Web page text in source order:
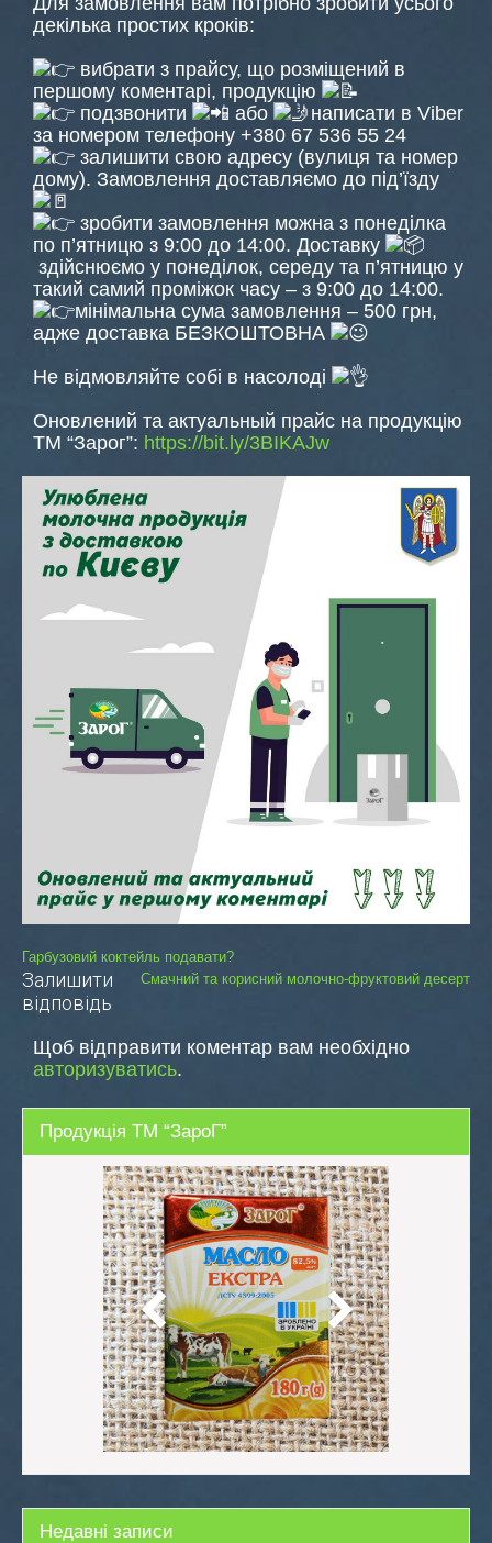
декілька простих кроків:
вибрати з прайсу, що розміщений в
першому коментарі, продукцію
подзвонити
або
написати в Viber
за номером телефону +380 67 536 55 24
залишити свою адресу (вулиця та номер
дому). Замовлення доставляємо до під’їзду
зробити замовлення можна з понеділка
по п’ятницю з 9:00 до 14:00. Доставку
здійснюємо у понеділок, середу та п’ятницю у
такий самий проміжок часу – з 9:00 до 14:00.
мінімальна сума замовлення – 500 грн,
адже доставка БЕЗКОШТОВНА
Не відмовляйте собі в насолоді
Оновлений та актуальный прайс на продукцію
ТМ “Зарог”: https://bit.ly/3BIKAJw
Навігація
записів
Гарбузовий коктейль подавати?
Смачний та корисний молочно-фруктовий десерт
Залишити
відповідь
Щоб відправити коментар вам необхідно
авторизуватись.
Продукція ТМ “ЗароГ”
Недавні записи